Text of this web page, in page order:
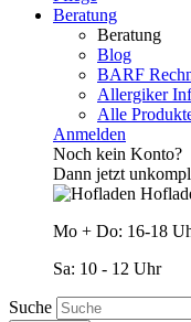
Beratung
Beratung
Blog
BARF
Allergiker
Alle
Anmelden
Noch kein Konto?
Dann jetzt
Mo + Do: 16-18
Sa: 10 - 12 Uhr
Suche